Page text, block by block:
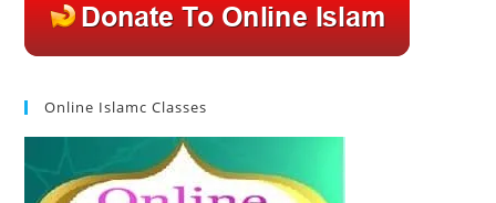
tab
tab
tab
tab
Online Islamc Classes